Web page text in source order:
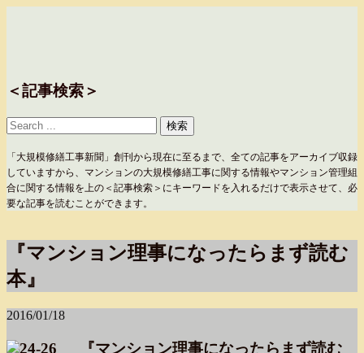
＜記事検索＞
「大規模修繕工事新聞」創刊から現在に至るまで、全ての記事をアーカイブ収録
していますから、マンションの大規模修繕工事に関する情報やマンション管理組
合に関する情報を上の＜記事検索＞にキーワードを入れるだけで表示させて、必
要な記事を読むことができます。
『マンション理事になったらまず読む
本』
2016/01/18
『マンション理事になったらまず読む